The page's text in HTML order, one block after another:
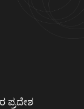
ಪ್ರದೇಶ